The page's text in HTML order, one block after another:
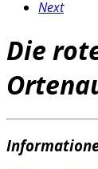
Next
Die